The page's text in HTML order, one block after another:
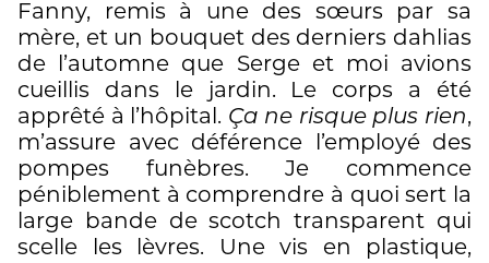
Fanny, remis à une des sœurs par sa
mère, et un bouquet des derniers dahlias
de l’automne que Serge et moi avions
cueillis dans le jardin. Le corps a été
apprêté à l’hôpital. Ça ne risque plus rien,
m’assure avec déférence l’employé des
pompes funèbres. Je commence
péniblement à comprendre à quoi sert la
large bande de scotch transparent qui
scelle les lèvres. Une vis en plastique,